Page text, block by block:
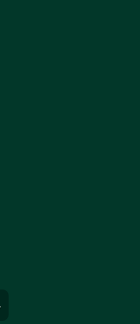
in de Google Play